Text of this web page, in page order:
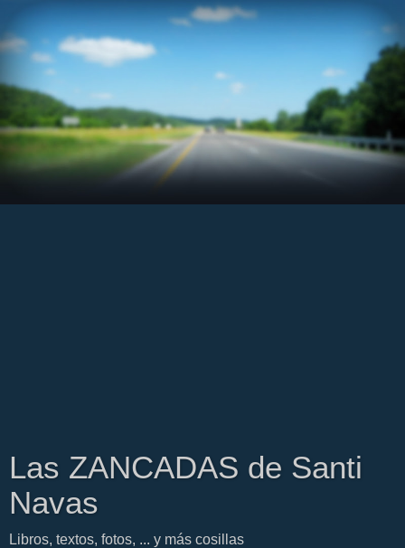
Las ZANCADAS de Santi
Navas
Libros, textos, fotos, ... y más cosillas